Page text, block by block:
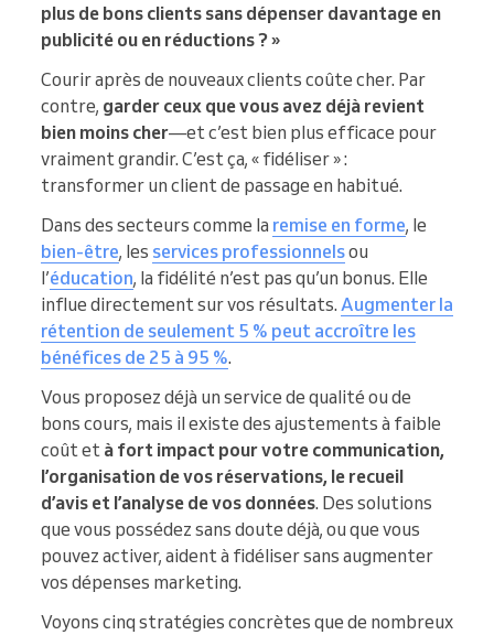
plus de bons clients sans dépenser davantage en
publicité ou en réductions ? »
Courir après de nouveaux clients coûte cher. Par
contre, garder ceux que vous avez déjà revient
bien moins cher—et c’est bien plus efficace pour
vraiment grandir. C’est ça, « fidéliser » :
transformer un client de passage en habitué.
Dans des secteurs comme la remise en forme, le
bien-être, les services professionnelsou
l’éducation, la fidélité n’est pas qu’un bonus. Elle
influe directement sur vos résultats. Augmenter la
rétention de seulement 5 % peut accroître les
bénéfices de 25 à 95 %.
Vous proposez déjà un service de qualité ou de
bons cours, mais il existe des ajustements à faible
coût et à fort impact pour votre communication,
l’organisation de vos réservations, le recueil
d’avis et l’analyse de vos données. Des solutions
que vous possédez sans doute déjà, ou que vous
pouvez activer, aident à fidéliser sans augmenter
vos dépenses marketing.
Voyons cinq stratégies concrètes que de nombreux